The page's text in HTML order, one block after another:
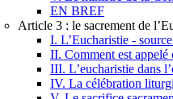
EN BREF
Article 3 : le sacrement de
I. L’Eucharistie -
II. Comment est appelé
III. L’eucharistie dans
IV. La célébration